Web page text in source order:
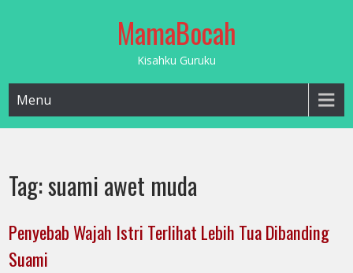
MamaBocah
Kisahku Guruku
Menu
Tag:suami awet muda
Penyebab Wajah Istri Terlihat Lebih Tua Dibanding
Suami